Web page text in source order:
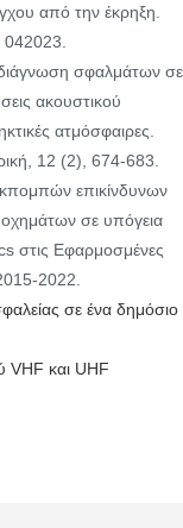
από την έκρηξη.
σφαλμάτων σε
ακουστικού
ατμόσφαιρες.
12 (2), 674-683.
επικίνδυνων
σε υπόγεια
στις Εφαρμοσμένες
2022.
σε ένα δημόσιο
VHF και UHF